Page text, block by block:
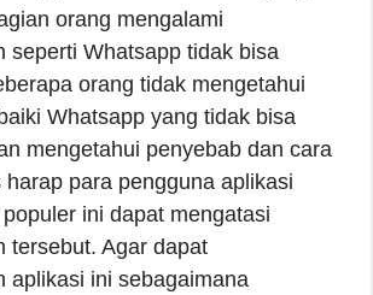
orang mengalami
seperti Whatsapp tidak bisa
orang tidak mengetahui
Whatsapp yang tidak bisa
mengetahui penyebab dan cara
para pengguna aplikasi
ini dapat mengatasi
tersebut. Agar dapat
aplikasi ini sebagaimana